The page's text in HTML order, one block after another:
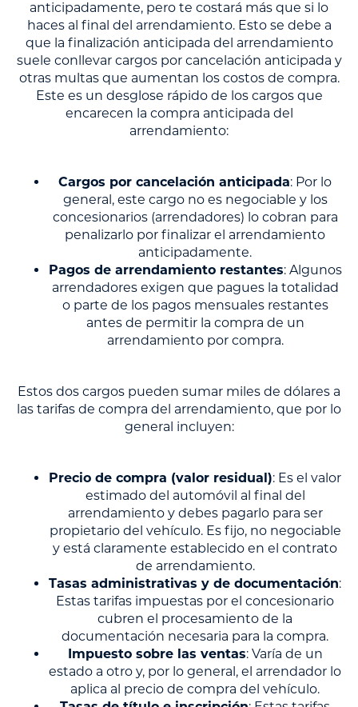
anticipadamente, pero te costará más que si lo
haces al final del arrendamiento. Esto se debe a
que la finalización anticipada del arrendamiento
suele conllevar cargos por cancelación anticipada y
otras multas que aumentan los costos de compra.
Este es un desglose rápido de los cargos que
encarecen la compra anticipada del
arrendamiento:
Cargos por cancelación anticipada: Por lo
general, este cargo no es negociable y los
concesionarios (arrendadores) lo cobran para
penalizarlo por finalizar el arrendamiento
anticipadamente.
Pagos de arrendamiento restantes: Algunos
arrendadores exigen que pagues la totalidad
o parte de los pagos mensuales restantes
antes de permitir la compra de un
arrendamiento por compra.
Estos dos cargos pueden sumar miles de dólares a
las tarifas de compra del arrendamiento, que por lo
general incluyen:
Precio de compra (valor residual): Es el valor
estimado del automóvil al final del
arrendamiento y debes pagarlo para ser
propietario del vehículo. Es fijo, no negociable
y está claramente establecido en el contrato
de arrendamiento.
Tasas administrativas y de documentación:
Estas tarifas impuestas por el concesionario
cubren el procesamiento de la
documentación necesaria para la compra.
Impuesto sobre las ventas: Varía de un
estado a otro y, por lo general, el arrendador lo
aplica al precio de compra del vehículo.